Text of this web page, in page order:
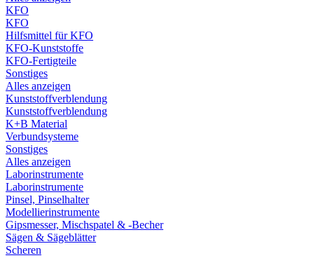
KFO
KFO
Hilfsmittel für KFO
KFO-Kunststoffe
KFO-Fertigteile
Sonstiges
Alles anzeigen
Kunststoffverblendung
Kunststoffverblendung
K+B Material
Verbundsysteme
Sonstiges
Alles anzeigen
Laborinstrumente
Laborinstrumente
Pinsel, Pinselhalter
Modellierinstrumente
Gipsmesser, Mischspatel & -Becher
Sägen & Sägeblätter
Scheren